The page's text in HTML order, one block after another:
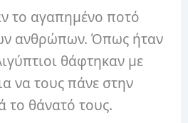
το αγαπημένο ποτό
ανθρώπων. Όπως ήταν
θάφτηκαν με
να τους πάνε στην
το θάνατό τους.